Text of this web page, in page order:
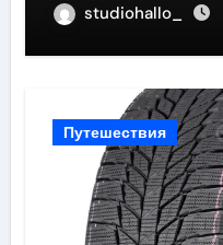
studiohallo_
Путешествия